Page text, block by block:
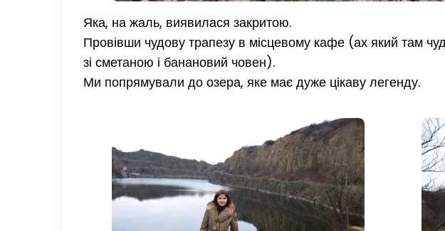
Яка, на жаль, виявилася закритою.
Провівши чудову трапезу в місцевому кафе (ах який там
зі сметаною і банановий човен).
Ми попрямували до озера, яке має дуже цікаву легенду.